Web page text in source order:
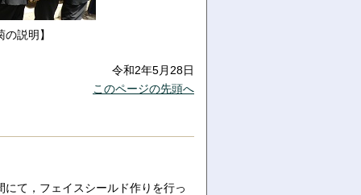
説明】
令和2年5月28日
このページの先頭へ
て，フェイスシールド作りを行っ